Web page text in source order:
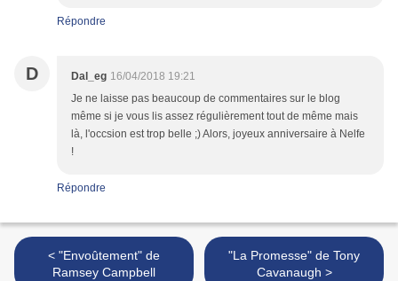
Répondre
D Dal_eg 16/04/2018 19:21
Je ne laisse pas beaucoup de commentaires sur le blog
même si je vous lis assez régulièrement tout de même mais
là, l'occsion est trop belle ;) Alors, joyeux anniversaire à Nelfe
!
Répondre
< "Envoûtement" de
Ramsey Campbell
"La Promesse" de Tony
Cavanaugh >